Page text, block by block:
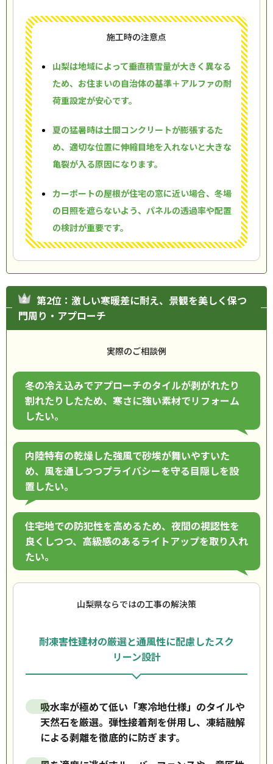
施工時の注意点
山梨は地域によって垂直積雪量が大きく異なる
ため、お住まいの自治体の基準＋アルファの耐
荷重設定が安心です。
夏の猛暑時は土間コンクリートが膨張するた
め、適切な位置に伸縮目地を入れないと大きな
亀裂が入る原因になります。
カーポートの屋根が住宅の窓に近い場合、冬場
の日照を遮らないよう、パネルの透過率や配置
の検討が重要です。
第2位：激しい寒暖差に耐え、景観を美しく保つ
門周り・アプローチ
実際のご相談例
冬の冷え込みでアプローチのタイルが剥がれたり
割れたりしたため、寒さに強い素材でリフォーム
したい。
内陸特有の乾燥した強風で砂埃が舞いやすいた
め、風を通しつつプライバシーを守る目隠しを設
置したい。
住宅地での防犯性を高めるため、夜間の視認性を
良くしつつ、高級感のあるライトアップを取り入れ
たい。
山梨県ならではの工事の解決策
耐凍害性建材の厳選と通風性に配慮したスク
リーン設計
吸水率が極めて低い「寒冷地仕様」のタイルや
天然石を厳選。弾性接着剤を併用し、凍結融解
による剥離を徹底的に防ぎます。